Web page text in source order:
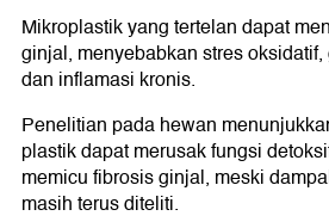
Mikroplastik yang tertelan dapat
ginjal, menyebabkan stres
dan inflamasi kronis.
Penelitian pada hewan
plastik dapat merusak fungsi
memicu fibrosis ginjal, meski
masih terus diteliti.